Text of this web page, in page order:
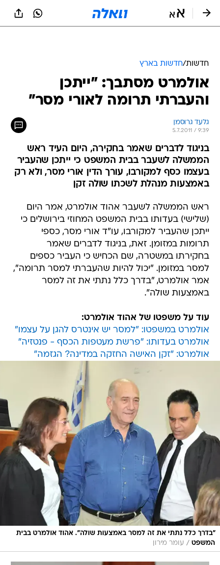
חדשות/חדשות בארץ
אולמרט מסתבך: "ייתכן
והעברתי תרומה לאורי מסר"
גלעד גרוסמן
5.7.2011 / 9:39
בניגוד לדברים שאמר בחקירה, היום העיד ראש
הממשלה לשעבר בבית המשפט כי ייתכן שהעביר
בעצמו כסף למקורבו, עורך הדין אורי מסר, ולא רק
באמצעות מנהלת לשכתו שולה זקן
ראש הממשלה לשעבר אהוד אולמרט, אמר היום
(שלישי) בעדותו בבית המשפט המחוזי בירושלים כי
ייתכן שהעביר למקורבו, עו"ד אורי מסר, כספי
תרומות במזומן. זאת, בניגוד לדברים שאמר
בחקירתו במשטרה, שם הכחיש כי העביר כספים
למסר במזומן. "יכול להיות שהעברתי למסר תרומה",
אמר אולמרט, "בדרך כלל נתתי את זה למסר
באמצעות שולה".
עוד על משפטו של אהוד אולמרט:
אולמרט במשפטו: "למסר יש אינטרס להגן על עצמו"
אולמרט בעדותו: "פרשת מעטפות הכסף - פנטזיה"
אולמרט: "זקן האישה החזקה במדינה? הגזמה"
"בדרך כלל נתתי את זה למסר באמצעות שולה". אהוד אולמרט בבית
המשפט / עומר מירון